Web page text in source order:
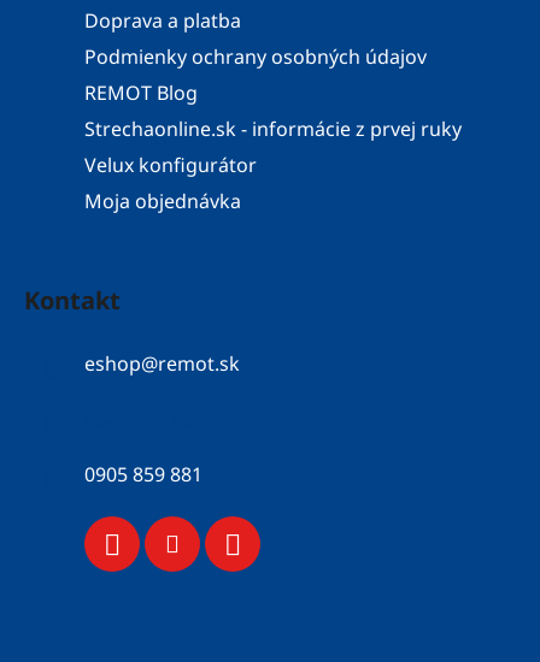
Doprava a platba
Podmienky ochrany osobných údajov
REMOT Blog
Strechaonline.sk - informácie z prvej ruky
Velux konfigurátor
Moja objednávka
Kontakt
eshop@remot.sk
0905 859 881